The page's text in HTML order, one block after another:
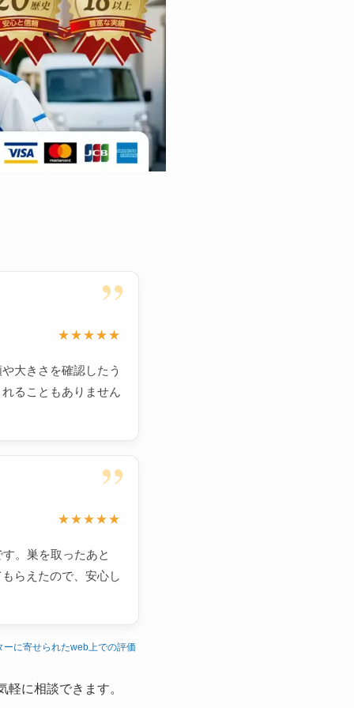
”
★★★★★
大きさを確認したう
ることもありません
”
★★★★★
。巣を取ったあと
らえたので、安心し
ーに寄せられたweb上での評価
に相談できます。